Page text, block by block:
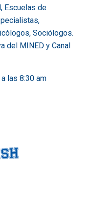
Escuelas de
Sociólogos.
del MINED y Canal
las 8:30 am